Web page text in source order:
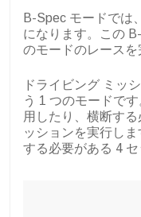
B-Spec モードでは
になります。この
のモードのレースを
ドライビング ミッ
う 1 つのモードで
用したり、横断す
ッションを実行し
する必要がある 4